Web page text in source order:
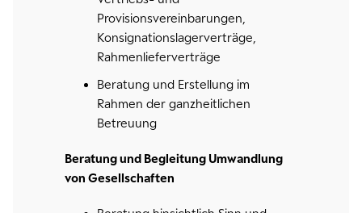
Provisionsvereinbarungen,
Konsignationslagerverträge,
Rahmenlieferverträge
Beratung und Erstellung im
Rahmen der ganzheitlichen
Betreuung
Beratung und Begleitung Umwandlung
von Gesellschaften